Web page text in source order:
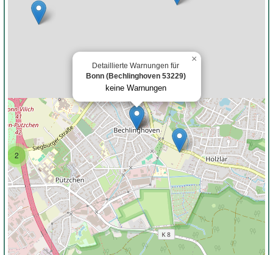
2
Detaillierte Warnungen für
Bonn (Bechlinghoven 53229)
keine Warnungen
×